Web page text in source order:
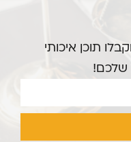
תוכן איכותי
שלכם!